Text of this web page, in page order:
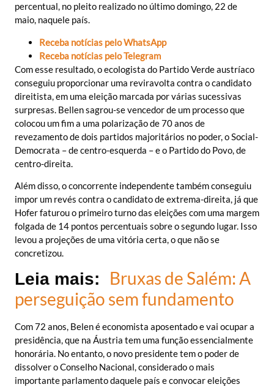
percentual, no pleito realizado no último domingo, 22 de
maio, naquele país.
Receba notícias pelo WhatsApp
Receba notícias pelo Telegram
Com esse resultado, o ecologista do Partido Verde austríaco
conseguiu proporcionar uma reviravolta contra o candidato
direitista, em uma eleição marcada por várias sucessivas
surpresas. Bellen sagrou-se vencedor de um processo que
colocou um fim a uma polarização de 70 anos de
revezamento de dois partidos majoritários no poder, o Social-
Democrata – de centro-esquerda – e o Partido do Povo, de
centro-direita.
Além disso, o concorrente independente também conseguiu
impor um revés contra o candidato de extrema-direita, já que
Hofer faturou o primeiro turno das eleições com uma margem
folgada de 14 pontos percentuais sobre o segundo lugar. Isso
levou a projeções de uma vitória certa, o que não se
concretizou.
Leia mais:
Bruxas de Salém: A
perseguição sem fundamento
Com 72 anos, Belen é economista aposentado e vai ocupar a
presidência, que na Áustria tem uma função essencialmente
honorária. No entanto, o novo presidente tem o poder de
dissolver o Conselho Nacional, considerado o mais
importante parlamento daquele país e convocar eleições